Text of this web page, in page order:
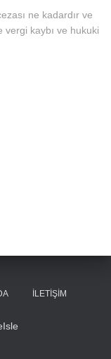
ne kadardır ve
vergi kaybı ve hukuki
İLETIŞIM